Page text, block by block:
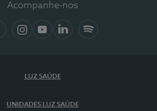
Acompanhe-nos
LUZ SAÚDE
UNIDADES LUZ SAÚDE